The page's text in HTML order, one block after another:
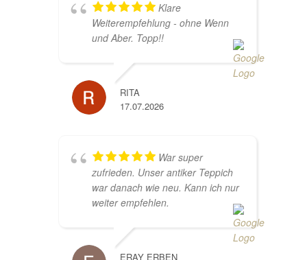
Klare
Weiterempfehlung - ohne Wenn
und Aber. Topp!!
RITA
17.07.2026
War super
zufrieden. Unser antiker Teppich
war danach wie neu. Kann ich nur
weiter empfehlen.
ERAY ERBEN